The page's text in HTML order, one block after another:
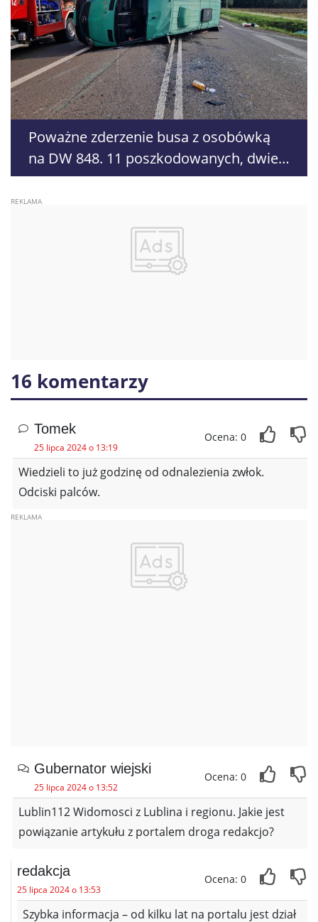
Poważne zderzenie busa z osobówką
na DW 848. 11 poszkodowanych, dwie
osoby były uwięzione
16 komentarzy
Tomek
25 lipca 2024 o 13:19
Ocena: 0
Wiedzieli to już godzinę od odnalezienia zwłok.
Odciski palców.
Gubernator wiejski
25 lipca 2024 o 13:52
Ocena: 0
Lublin112 Widomosci z Lublina i regionu. Jakie jest
powiązanie artykułu z portalem droga redakcjo?
redakcja
25 lipca 2024 o 13:53
Ocena: 0
Szybka informacja – od kilku lat na portalu jest dział